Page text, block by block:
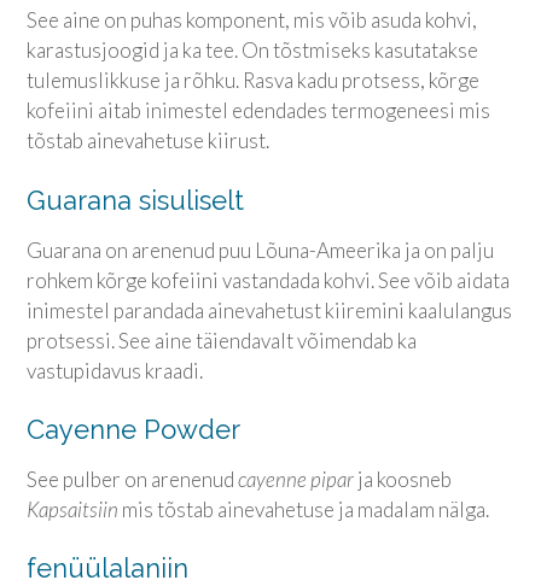
See aine on puhas komponent, mis võib asuda kohvi,
karastusjoogid ja ka tee. On tõstmiseks kasutatakse
tulemuslikkuse ja rõhku. Rasva kadu protsess, kõrge
kofeiini aitab inimestel edendades termogeneesi mis
tõstab ainevahetuse kiirust.
Guarana sisuliselt
Guarana on arenenud puu Lõuna-Ameerika ja on palju
rohkem kõrge kofeiini vastandada kohvi. See võib aidata
inimestel parandada ainevahetust kiiremini kaalulangus
protsessi. See aine täiendavalt võimendab ka
vastupidavus kraadi.
Cayenne Powder
See pulber on arenenudcayenne piparja koosneb
Kapsaitsiin mis tõstab ainevahetuse ja madalam nälga.
fenüülalaniin